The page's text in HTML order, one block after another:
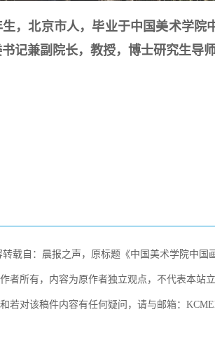
生，北京市人，毕业于中国美术学
记兼副院长，教授，博士研究生导
转载自：晨报之声，原标题《中国美术学院中
者所有，内容为原作者独立观点，不代表本站
若对该稿件内容有任何疑问，请与邮箱：